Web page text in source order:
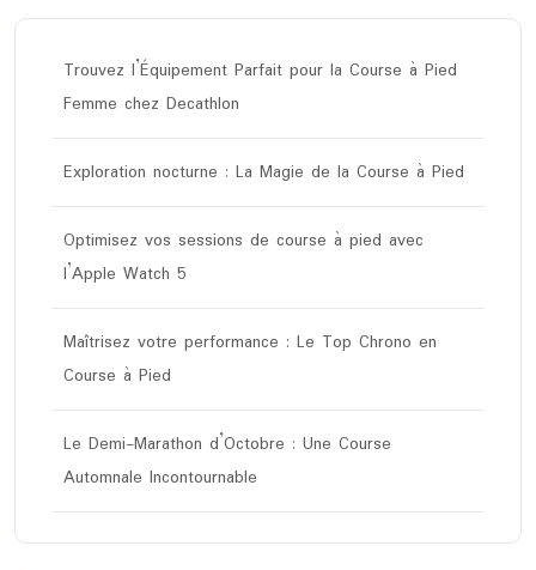
Trouvez l’Équipement Parfait pour la Course à Pied
Femme chez Decathlon
Exploration nocturne : La Magie de la Course à Pied
Optimisez vos sessions de course à pied avec
l’Apple Watch 5
Maîtrisez votre performance : Le Top Chrono en
Course à Pied
Le Demi-Marathon d’Octobre : Une Course
Automnale Incontournable